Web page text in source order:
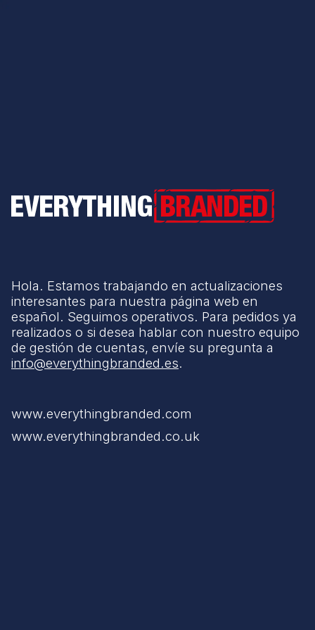
Everything Branded
Hola. Estamos trabajando en actualizaciones
interesantes para nuestra página web en
español. Seguimos operativos. Para pedidos ya
realizados o si desea hablar con nuestro equipo
de gestión de cuentas, envíe su pregunta a
info@everythingbranded.es.
www.everythingbranded.com
www.everythingbranded.co.uk